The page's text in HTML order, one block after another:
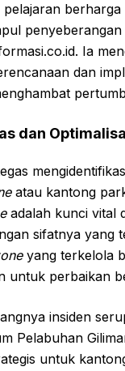
pelajaran
Ia
dan
dan
atau kantong
adalah kunci vital
sifatnya yang
yang terkelola
untuk perbaikan
insiden
Pelabuhan
untuk